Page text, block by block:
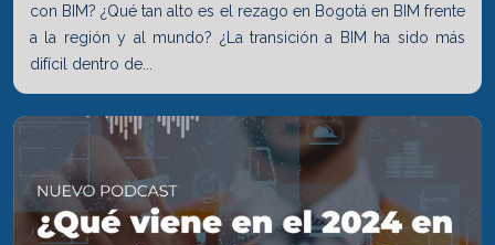
con BIM? ¿Qué tan alto es el rezago en Bogotá en BIM frente
a la región y al mundo? ¿La transición a BIM ha sido más
difícil dentro de...